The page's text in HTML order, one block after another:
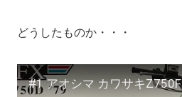
どうしたものか・・・